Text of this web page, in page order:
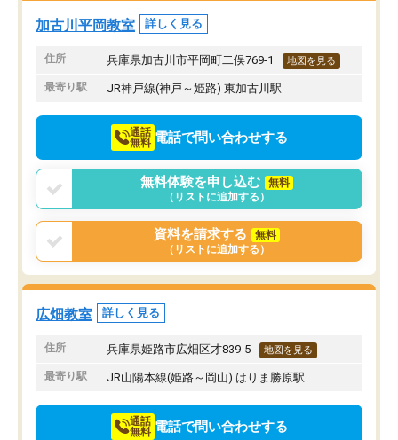
る塾です！
加古川平岡教室 詳しく見る
住所 兵庫県加古川市平岡町二俣769-1 地図を見る
最寄り駅 JR神戸線(神戸～姫路) 東加古川駅
通話
無料 電話で問い合わせする
無料体験を申し込む
無料
（リストに追加する）
資料を請求する
無料
（リストに追加する）
広畑教室 詳しく見る
住所 兵庫県姫路市広畑区才839-5 地図を見る
最寄り駅 JR山陽本線(姫路～岡山) はりま勝原駅
通話
無料 電話で問い合わせする